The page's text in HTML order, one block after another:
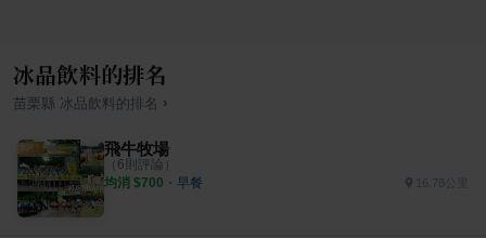
冰品飲料的排名
苗栗縣 冰品飲料 的排名 ›
飛牛牧場
（ 6則評論）
均消 $700 ・ 早餐